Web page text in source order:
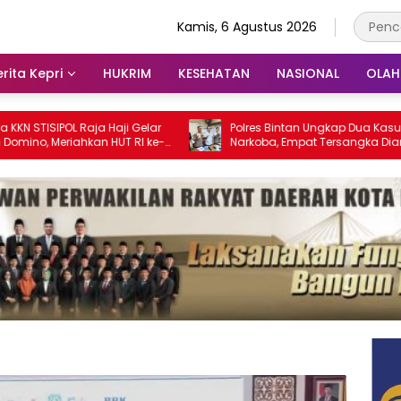
Kamis, 6 Agustus 2026
Kepri HUKRIM KESEHATAN NASIONAL
Raja Haji Gelar
HUT RI ke-
Polres Bintan Ungkap Dua Kasus
Narkoba, Empat Tersangka Diamankan